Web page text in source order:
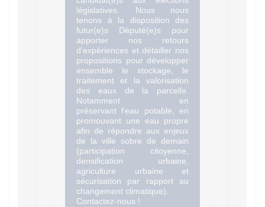
législatives. Nous nous
tenons à la disposition des
futur(e)s Député(e)s pour
apporter nos retours
d’expériences et détailler nos
propositions pour développer
ensemble le stockage, le
traitement et la valorisation
des eaux de la parcelle.
Notamment en
préservant l’eau potable, en
promouvant une eau propre
afin de répondre aux enjeux
de la ville sobre de demain
(participation citoyenne,
densification urbaine,
agriculture urbaine et
sécurisation par rapport au
changement climatique).
Contactez-nous !